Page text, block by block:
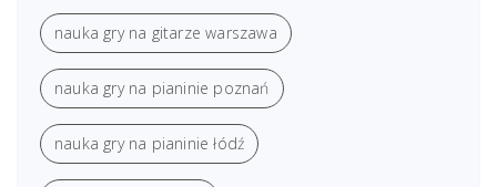
nauka gry na gitarze warszawa
nauka gry na pianinie poznań
nauka gry na pianinie łódź